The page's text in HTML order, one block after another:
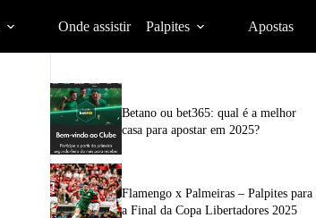
Onde assistir Palpites Apostas
Betano ou bet365: qual é a melhor
casa para apostar em 2025?
Flamengo x Palmeiras – Palpites para
a Final da Copa Libertadores 2025